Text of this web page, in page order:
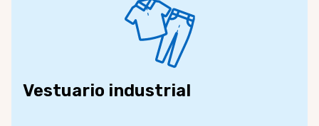
Vestuario industrial